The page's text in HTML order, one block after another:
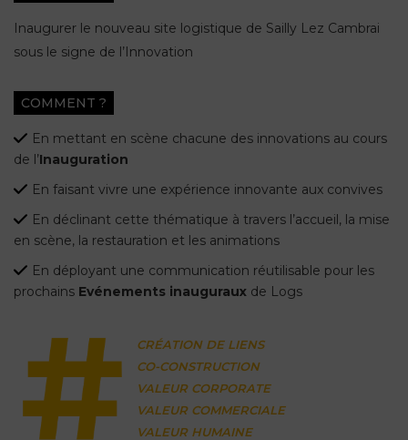
Inaugurer le nouveau site logistique de Sailly Lez Cambrai
sous le signe de l’Innovation
COMMENT ?
En mettant en scène chacune des innovations au cours
de l’Inauguration
En faisant vivre une expérience innovante aux convives
En déclinant cette thématique à travers l’accueil, la mise
en scène, la restauration et les animations
En déployant une communication réutilisable pour les
prochains Evénements inauguraux de Logs
CRÉATION DE LIENS
CO-CONSTRUCTION
VALEUR CORPORATE
VALEUR COMMERCIALE
VALEUR HUMAINE